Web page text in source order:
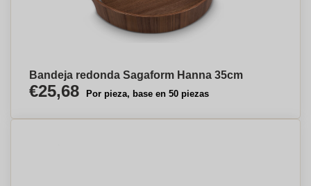
Bandeja redonda Sagaform Hanna 35cm
€25,68 Por pieza, base en 50 piezas